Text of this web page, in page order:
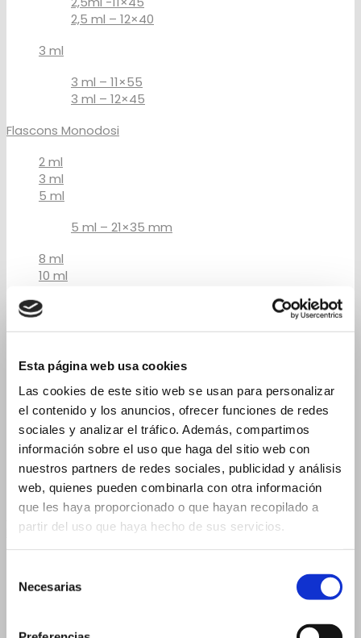
Esta página web usa cookies
Las cookies de este sitio web se usan para personalizar
el contenido y los anuncios, ofrecer funciones de redes
sociales y analizar el tráfico. Además, compartimos
información sobre el uso que haga del sitio web con
nuestros partners de redes sociales, publicidad y análisis
web, quienes pueden combinarla con otra información
que les haya proporcionado o que hayan recopilado a
partir del uso que haya hecho de sus servicios.
Necesarias
2,5 ml – 12×40
3 ml
3 ml – 11×55
3 ml – 12×45
Flascons Monodosi
2 ml
3 ml
5 ml
5 ml – 21×35 mm
8 ml
10 ml
15 ml 19×88 mm
15 ml 23×57 mm
20 ml
20 ml 19×105 mm
20 ml 26×60 mm
5 ml – 14×54 mm
Flascons per a Comptagotes
3 ml
3 ml – 18×33 mm